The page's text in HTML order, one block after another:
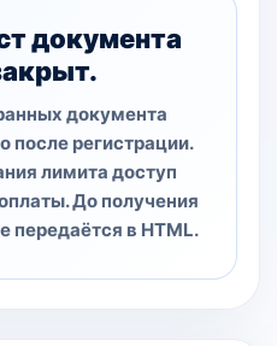
документа
документа
после регистрации.
лимита доступ
До получения
передаётся в HTML.